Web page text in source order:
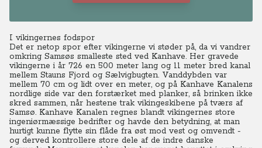
I vikingernes fodspor
Det er netop spor efter vikingerne vi støder på, da vi vandrer
omkring Samsøs smalleste sted ved Kanhave. Her gravede
vikingerne i år 726 en 500 meter lang og 11 meter bred kanal
mellem Stauns Fjord og Sælvigbugten. Vanddybden var
mellem 70 cm og lidt over en meter, og på Kanhave Kanalens
nordlige side var den forstærket med planker, så brinken ikke
skred sammen, når hestene trak vikingeskibene på tværs af
Samsø. Kanhave Kanalen regnes blandt vikingernes store
ingeniørmæssige bedrifter og havde den betydning, at man
hurtigt kunne flytte sin flåde fra øst mod vest og omvendt -
og derved kontrollere store dele af de indre danske